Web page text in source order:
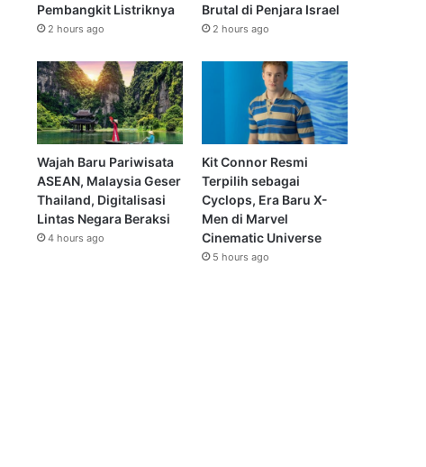
Pembangkit Listriknya
2 hours ago
Brutal di Penjara Israel
2 hours ago
Wajah Baru Pariwisata
ASEAN, Malaysia Geser
Thailand, Digitalisasi
Lintas Negara Beraksi
4 hours ago
Kit Connor Resmi
Terpilih sebagai
Cyclops, Era Baru X-
Men di Marvel
Cinematic Universe
5 hours ago